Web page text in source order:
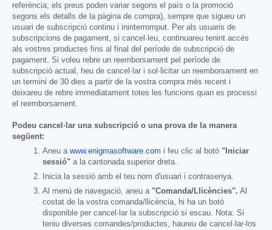
referència; els preus poden variar segons el país o la promoció
segons els detalls de la pàgina de compra), sempre que sigueu un
usuari de subscripció continu i ininterromput. Per als usuaris de
subscripcions de pagament, si cancel·leu, continuareu tenint accés
als vostres productes fins al final del període de subscripció de
pagament. Si voleu rebre un reemborsament pel període de
subscripció actual, heu de cancel·lar i sol·licitar un reemborsament en
un termini de 30 dies a partir de la vostra compra més recent i
deixareu de rebre immediatament totes les funcions quan es processi
el reemborsament.
Podeu cancel·lar una subscripció o una prova de la manera
següent:
Aneu a www.enigmasoftware.com i feu clic al botó "Iniciar
sessió" a la cantonada superior dreta.
Inicia la sessió amb el teu nom d'usuari i contrasenya.
Al menú de navegació, aneu a "Comanda/Llicències". Al
costat de la vostra comanda/llicència, hi ha un botó
disponible per cancel·lar la subscripció si escau. Nota: Si
teniu diverses comandes/productes, haureu de cancel·lar-los